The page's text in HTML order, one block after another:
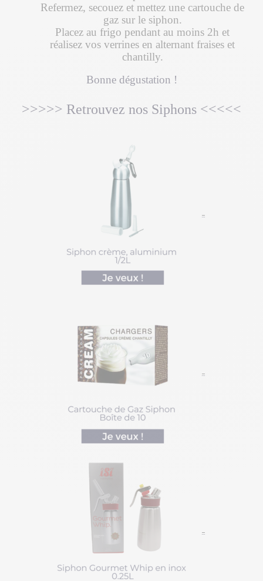
Refermez, secouez et mettez une cartouche de
gaz sur le siphon.
Placez au frigo pendant au moins 2h et
réalisez vos verrines en alternant fraises et
chantilly.
Bonne dégustation !
>>>>> Retrouvez nos Siphons <<<<<